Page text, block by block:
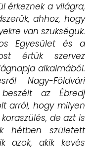
érkeznek a világra,
ahhoz, hogy
van szükségük.
Egyesület és a
értük szervez
alkalmából.
Nagy-Földvári
az Ébredj
arról, hogy milyen
de azt is
hétben született
azok, akik kevés